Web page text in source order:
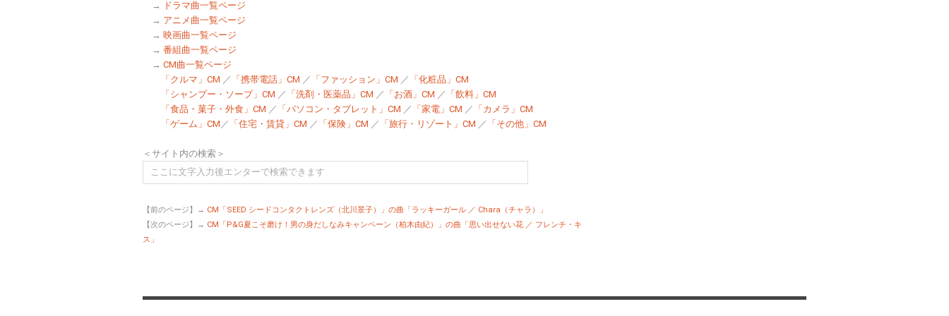
→
ドラマ曲一覧ページ
→ アニメ曲一覧ページ
→ 映画曲一覧ページ
→ 番組曲一覧ページ
→ CM曲一覧ページ
「クルマ」CM ／ 「携帯電話」CM ／ 「ファッション」CM ／ 「化粧品」CM
「シャンプー・ソープ」CM ／ 「洗剤・医薬品」CM ／ 「お酒」CM ／ 「飲料」CM
「食品・菓子・外食」CM ／ 「パソコン・タブレット」CM ／ 「家電」CM ／ 「カメラ」CM
「ゲーム」CM ／ 「住宅・賃貸」CM ／ 「保険」CM ／ 「旅行・リゾート」CM ／ 「その他」CM
＜サイト内の検索＞
【前のページ】→ CM「SEED シードコンタクトレンズ（北川景子）」の曲「ラッキーガール ／ Chara（チャラ）」
【次のページ】→ CM「P&G夏こそ磨け！男の身だしなみキャンペーン（柏木由紀）」の曲「思い出せない花 ／ フレンチ・キ
ス」